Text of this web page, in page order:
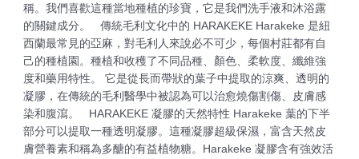
稱。我們喜歡這種當地種植的珍寶，它是我們洗手液和沐浴露
的關鍵成分。 傳統毛利文化中的 HARAKEKE Harakeke 是紐
西蘭最常見的亞麻，對毛利人來說必不可少，每個村莊都有自
己的種植園。種植和收穫了不同品種、顏色、柔軟度、纖維強
度和藥用特性。 它是從長而帶狀的葉子中提取的涼爽、透明的
凝膠，在傳統的毛利醫學中被認為可以治愈燒傷割傷、皮膚感
染和腹瀉。 HARAKEKE 凝膠的天然特性 Harakeke 葉的下半
部分可以提取一種透明凝膠。這種凝膠超級保濕，富含天然皮
膚營養素和稱為多醣的有益植物糖。Harakeke 凝膠含有強效活